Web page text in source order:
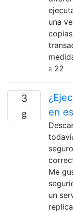
una
22
3
en
Me
un